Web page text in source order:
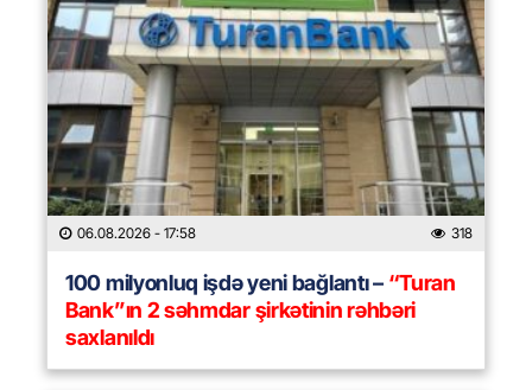
06.08.2026 - 17:58 318
100 milyonluq işdə yeni bağlantı –“Turan
Bank”ın 2 səhmdar şirkətinin rəhbəri
saxlanıldı